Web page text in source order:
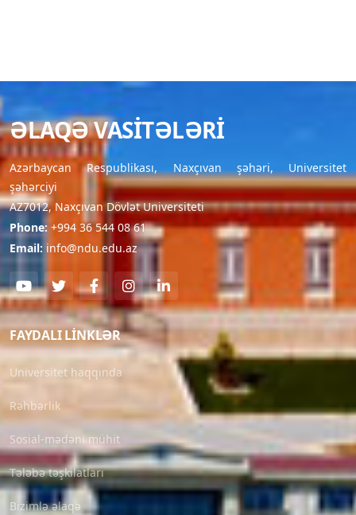
ƏLAQƏ VASITƏLƏRI
Azərbaycan Respublikası, Naxçıvan şəhəri, Universitet
şəhərciyi
AZ7012, Naxçıvan Dövlət Universiteti
Phone: +994 36 544 08 61
Email: info@ndu.edu.az
FAYDALI LINKLƏR
Universitet haqqında
Rəhbərlik
Sosial-mədəni mühit
Tələbə təşkilatları
Bizimlə əlaqə